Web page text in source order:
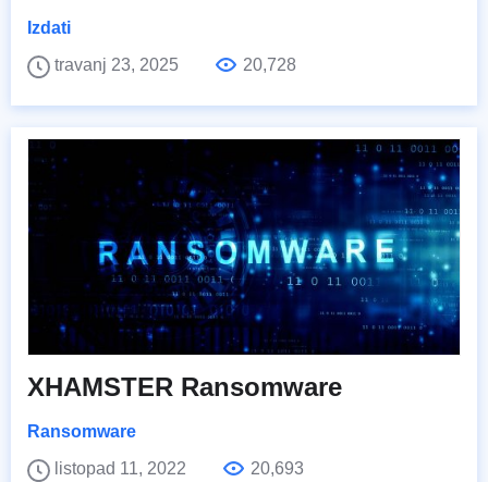
Izdati
travanj 23, 2025
20,728
XHAMSTER Ransomware
Ransomware
listopad 11, 2022
20,693